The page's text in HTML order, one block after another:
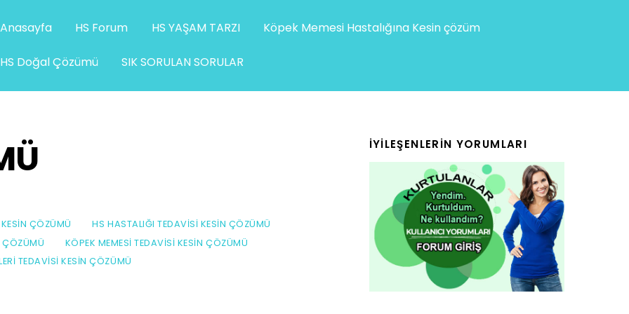
Anasayfa HS Forum HS YAŞAM TARZI Köpek Memesi Hastalığına Kesin çözüm
HS Doğal Çözümü SIK SORULAN SORULAR
ÇÖZÜMÜ
HS HASTALIĞI TEDAVISI KESIN ÇÖZÜMÜ
ÇÖZÜMÜ
KÖPEK MEMESI TEDAVISI KESIN ÇÖZÜMÜ
TEDAVISI KESIN ÇÖZÜMÜ
İYILEŞENLERIN YORUMLARI